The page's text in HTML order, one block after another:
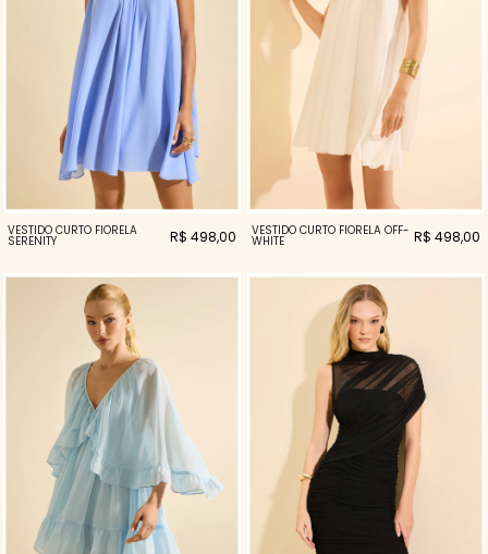
VESTIDO CURTO FIORELA
SERENITY R$ 498,00 VESTIDO CURTO FIORELA OFF-
WHITE R$ 498,00